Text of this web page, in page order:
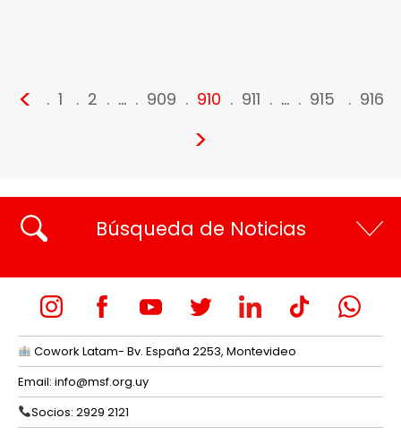
< 1 2 … 909 910 911 … 915 916
>
Búsqueda de Noticias
Cowork Latam- Bv. España 2253, Montevideo
Email: info@msf.org.uy
Socios: 2929 2121